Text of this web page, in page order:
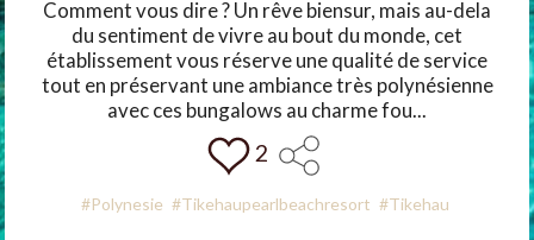
Comment vous dire ? Un rêve biensur, mais au-dela
du sentiment de vivre au bout du monde, cet
établissement vous réserve une qualité de service
tout en préservant une ambiance très polynésienne
avec ces bungalows au charme fou...
2
#Polynesie #Tikehaupearlbeachresort #Tikehau